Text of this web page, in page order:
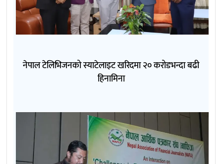
नेपाल टेलिभिजनको स्याटेलाइट खरिदमा २० करोडभन्दा बढी
हिनामिना